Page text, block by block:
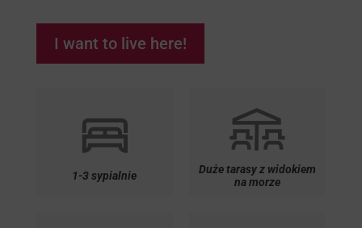
I want to live here!
1-3 sypialnie
Duże tarasy z widokiem
na morze